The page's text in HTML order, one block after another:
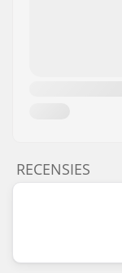
RECENSIES